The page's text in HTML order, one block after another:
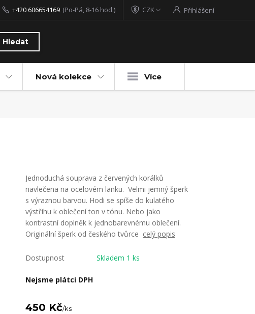
CZK Přihlášení
Hledat
+420 606654169 (Po-Pá, 8-16 hod.)
Nová kolekce Více
Jednoduchá souprava z červených korálků
navlečena na ocelovém lanku. Velmi jemný šperk
s výraznou barvou. Hodi se spíše do kulatého
výstřihu k oblečení ton v tónu. Nebo jako
kontrastní doplněk k jednobarevnému oblečení.
Originální šperk od českého tvůrce celý popis
Dostupnost Skladem 1 ks
Nejsme plátci DPH
450 Kč/ks